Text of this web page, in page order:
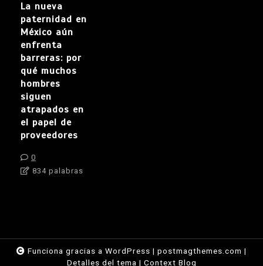
La nueva
paternidad en
México aún
enfrenta
barreras: por
qué muchos
hombres
siguen
atrapados en
el papel de
proveedores
0
834 palabras
Funciona gracias a WordPress | postmagthemes.com |
Detalles del tema | Context Blog